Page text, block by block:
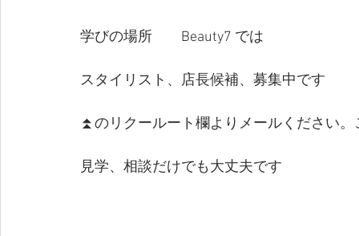
学びの場所　　Beauty7 では
スタイリスト、店長候補、募集中です
⏫のリクールート欄よりメールください
見学、相談だけでも大丈夫です